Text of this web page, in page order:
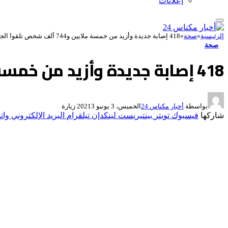
الرئيسية»صحة»418 إصابة جديدة وأزيد من خمسة ملايين و744 ألف شخص تلقوا الجرعة الثانية من اللقاح
صحة
418 إصابة جديدة وأزيد من خمسة ملايين و744 ألف شخص تلقوا الجرعة الثانية من اللقاح
بواسطة أخبار مكناس 24 الخميس، 3 يونيو 2021 3 زيارة
شاركها فيسبوك تويتر بينتيريست لينكدإن تيلقرام البريد الإلكتروني